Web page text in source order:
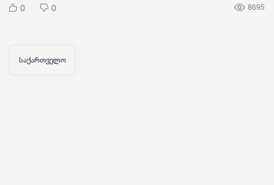
0 0 8695
საქართველო